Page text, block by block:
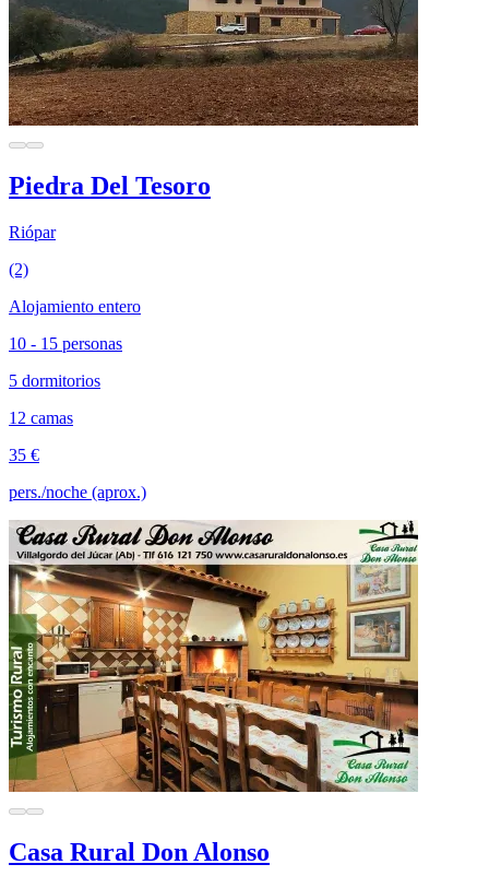
Piedra Del Tesoro
Riópar
(2)
Alojamiento entero
10 - 15 personas
5 dormitorios
12 camas
35 €
pers./noche (aprox.)
Casa Rural Don Alonso